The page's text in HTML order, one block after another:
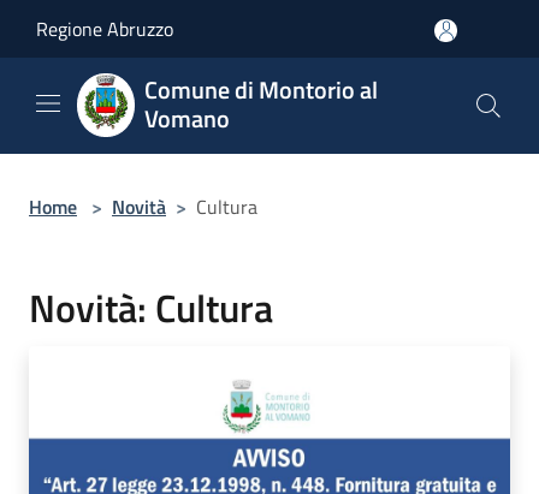
Regione Abruzzo
Comune di Montorio al
Vomano
Home > Novità > Cultura
Novità: Cultura